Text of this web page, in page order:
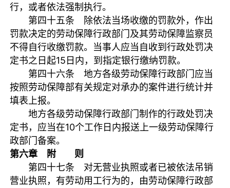
行，或者依法强制执行。
第四十五条 除依法当场收缴的罚款外，作出
罚款决定的劳动保障行政部门及其劳动保障监察员
不得自行收缴罚款。当事人应当自收到行政处罚决
定书之日起15日内，到指定银行缴纳罚款。
第四十六条 地方各级劳动保障行政部门应当
按照劳动保障部有关规定对承办的案件进行统计并
填表上报。
地方各级劳动保障行政部门制作的行政处罚决
定书，应当在10个工作日内报送上一级劳动保障行
政部门备案。
第六章 附 则
第四十七条 对无营业执照或者已被依法吊销
营业执照，有劳动用工行为的，由劳动保障行政部